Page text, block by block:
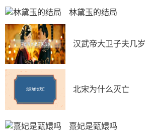
林黛玉的结局
汉武帝大卫子夫几岁
北宋为什么灭亡
熹妃是甄嬛吗